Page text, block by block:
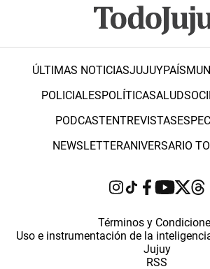
ÚLTIMAS NOTICIASJUJUYPAÍS
POLICIALESPOLÍTICASALUD
PODCASTENTREVISTAS
NEWSLETTERANIVERSARIO
Términos y
Uso e instrumentación de la
Jujuy
RSS